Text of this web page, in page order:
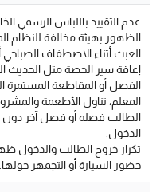
عدم التقييد باللباس الرسمي
الظهور بهيئة مخالفة للنظام
العبث أثناء الاصطفاف
إعاقة سير الحصة مثل الحديث
الفصل أو المقاطعة المستمرة
المعلم، تناول الأطعمة
الطالب فصله أو فصل آخر دون
الدخول.
تكرار خروج الطالب والدخول
حضور السيارة أو التجمهر حولها.